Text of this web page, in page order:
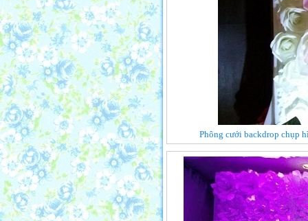
Phông cưới backdrop chụp